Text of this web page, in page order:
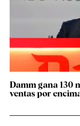
Damm gana 130
ventas por